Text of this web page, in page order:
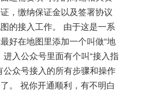
，缴纳保证金以及签署协议
的接入工作。 由于这是一系
好在地图里添加一个叫做“地
进入公众号里面有个叫“接入指
公众号接入的所有步骤和操作
。 祝你开通顺利，有不明白